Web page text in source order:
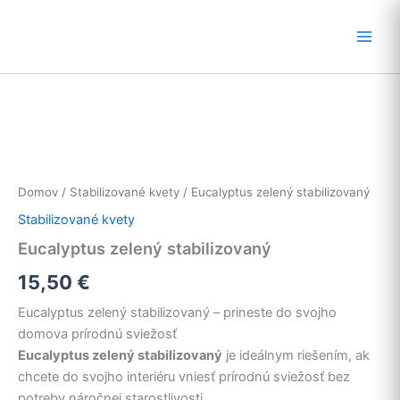
Domov / Stabilizované kvety / Eucalyptus zelený stabilizovaný
Stabilizované kvety
Eucalyptus zelený stabilizovaný
15,50 €
Eucalyptus zelený stabilizovaný – prineste do svojho
domova prírodnú sviežosť
Eucalyptus zelený stabilizovaný je ideálnym riešením, ak
chcete do svojho interiéru vniesť prírodnú sviežosť bez